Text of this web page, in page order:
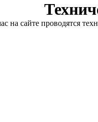
на сайте проводятся